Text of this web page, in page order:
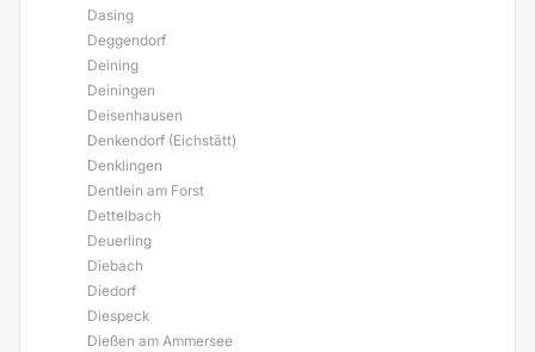
Dasing
Deggendorf
Deining
Deiningen
Deisenhausen
Denkendorf (Eichstätt)
Denklingen
Dentlein am Forst
Dettelbach
Deuerling
Diebach
Diedorf
Diespeck
Dießen am Ammersee